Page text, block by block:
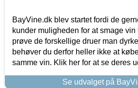
BayVine.dk blev startet fordi de
kunder muligheden for at smage vin
prøve de forskellige druer man
behøver du derfor heller ikke at
samme vin. Klik her for at se deres
Se udvalget på